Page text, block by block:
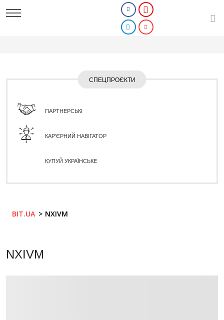
СПЕЦПРОЄКТИ
ПАРТНЕРСЬКІ
КАР'ЄРНИЙ НАВІГАТОР
КУПУЙ УКРАЇНСЬКЕ
BIT.UA NXIVM
NXIVM